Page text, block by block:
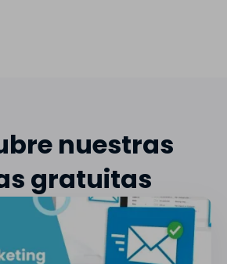
nuestras
gratuitas